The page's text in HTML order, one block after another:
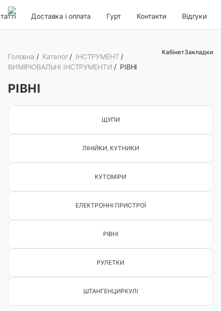
Доставка і оплата Гурт Контакти Відгуки
КабінетЗакладки
Головна / Каталог / ІНСТРУМЕНТ /
ВИМІРЮВАЛЬНІ ІНСТРУМЕНТИ / РІВНІ
РІВНІ
ЩУПИ
ЛІНІЙКИ, КУТНИКИ
КУТОМІРИ
ЕЛЕКТРОННІ ПРИСТРОЇ
РІВНІ
РУЛЕТКИ
ШТАНГЕНЦИРКУЛІ